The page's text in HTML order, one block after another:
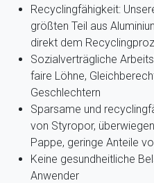
Recyclingfähigkeit:
größten Teil aus
direkt dem
Sozialverträgliche
faire Löhne,
Geschlechtern
Sparsame und
von Styropor,
Pappe, geringe Anteile
Keine gesundheitliche
Anwender